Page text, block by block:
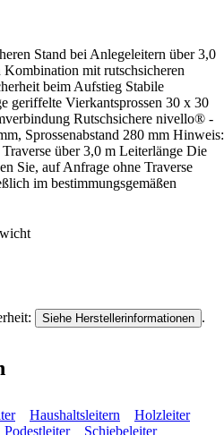
Stand bei Anlegeleitern über 3,0
mit rutschsicheren
beim Aufstieg Stabile
geriffelte Vierkantsprossen 30 x 30
Rutschsichere nivello® -
Sprossenabstand 280 mm Hinweis:
über 3,0 m Leiterlänge Die
Sie, auf Anfrage ohne Traverse
im bestimmungsgemäßen
Siehe Herstellerinformationen .
Haushaltsleitern
Holzleiter
Podestleiter Schiebeleiter